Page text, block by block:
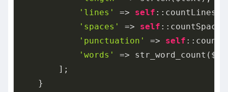
'lines'
=> self
'spaces'
=> self
'punctuation'
=> self
'words'
=>
        ];
    }